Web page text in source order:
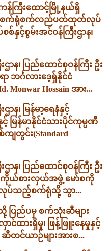
န်ကြီးထောင့်မြို့နယ်ရှိ
ာစက်ရုံစက်လည်ပတ်ထုတ်လုပ်
စ်နှင့်စွမ်းအင်ဝန်ကြီးဌာန၊
ာန၊ ပြည်ထောင်စုဝန်ကြီး ဦး
ဘင်္ဂလားဒေ့ရှ်နိုင်ငံ
Hossain အား...
ာန၊ မြန်မာ့ရေနံနှင့်
မြန်မာနိုင်ငံသားပိုင်ကုမ္ပဏီ
ကျတွင်း(Standard
ာန၊ ပြည်ထောင်စုဝန်ကြီး ဦး
ယ်စားလှယ်အဖွဲ့ မော်စကို
တ်လုပ်သည့်စက်ရုံသို့ သွာ...
သို့ ပြည်ပမှ စက်သုံးဆီများ
ထားရှိမှု၊ ဖြန့်ဖြူးနေမှုနှင့်
တင်ယာဉ်များအားစ...